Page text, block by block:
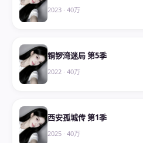
2023 · 40万
铜锣湾迷局 第5季
2022 · 40万
西安孤城传 第1季
2025 · 40万